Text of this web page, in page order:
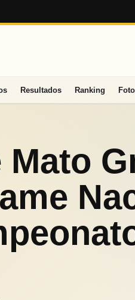
Resultados Ranking